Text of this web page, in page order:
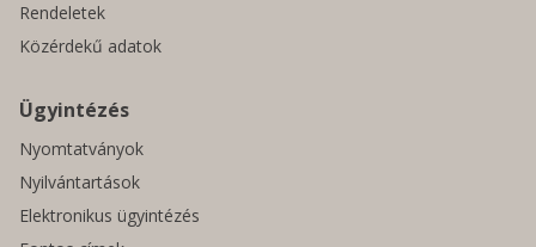
Rendeletek
Közérdekű adatok
Ügyintézés
Nyomtatványok
Nyilvántartások
Elektronikus ügyintézés